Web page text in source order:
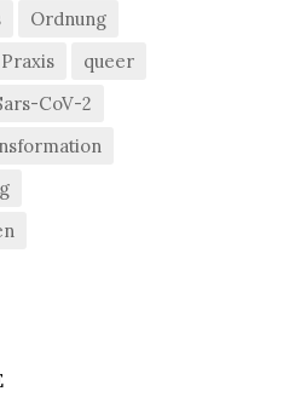
Ordnung
Praxis
queer
CoV-2